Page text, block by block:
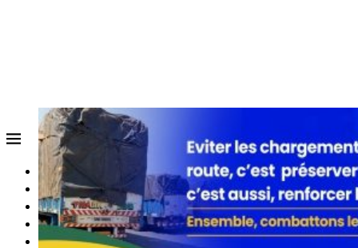
ACCUEIL
QUI SOMMES-NOUS?
POLITIQUE
SOCIETE
SPORTS